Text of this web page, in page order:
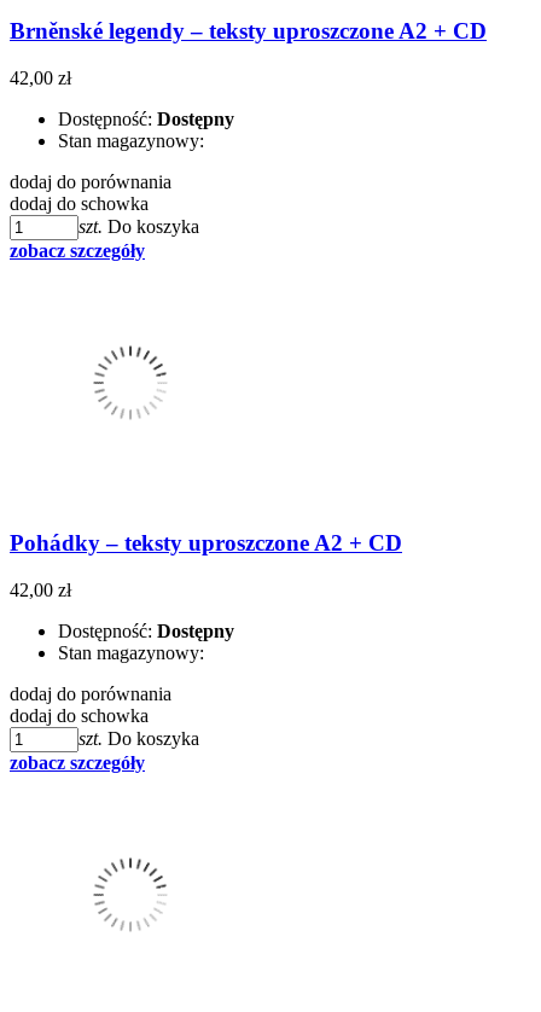
Brněnské legendy – teksty uproszczone A2 + CD
42,00 zł
Dostępność: Dostępny
Stan magazynowy:
dodaj do porównania
dodaj do schowka
szt. Do koszyka
zobacz szczegóły
Pohádky – teksty uproszczone A2 + CD
42,00 zł
Dostępność: Dostępny
Stan magazynowy:
dodaj do porównania
dodaj do schowka
szt. Do koszyka
zobacz szczegóły